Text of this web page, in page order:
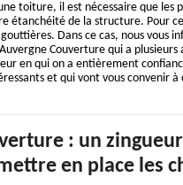
toiture, il est nécessaire que les
étanchéité de la structure. Pour
Dans ce cas, nous vous
Couverture qui a plusieurs
en qui on a entièrement
et qui vont vous convenir à
: un
en place les